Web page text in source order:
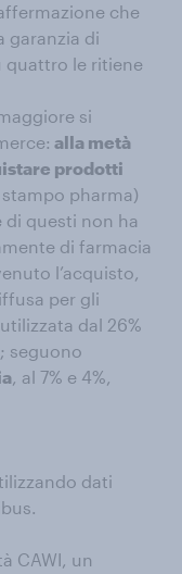
che
garanzia di
quattro le ritiene
si
alla metà
prodotti
pharma)
di questi non ha
di farmacia
l’acquisto,
per gli
dal 26%
seguono
, al 7% e 4%,
dati
CAWI, un